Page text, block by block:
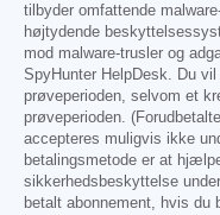
tilbyder omfattende
højtydende
mod malware-trusler og
SpyHunter HelpDesk. Du
prøveperioden, selvom et
prøveperioden.
accepteres muligvis ikke
betalingsmetode er at
sikkerhedsbeskyttelse
betalt abonnement, hvis du